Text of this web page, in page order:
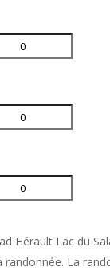
Hérault Lac du
La